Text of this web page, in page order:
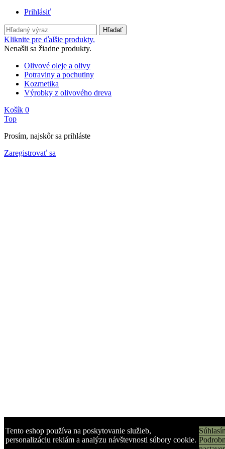
Tento eshop používa na poskytovanie služieb,
personalizáciu reklám a analýzu návštevnosti súbory cookie.
Prihlásiť
Hľadať
Kliknite pre ďalšie produkty.
Nenašli sa žiadne produkty.
Olivové oleje a olivy
Potraviny a pochutiny
Kozmetika
Výrobky z olivového dreva
Košík 0
Top
Prosím, najskôr sa prihláste
Zaregistrovať sa